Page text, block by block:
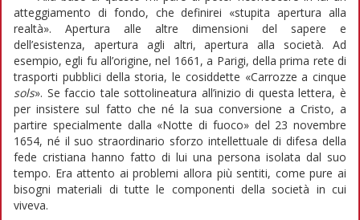
atteggiamento di fondo, che definirei «stupita apertura alla
realtà». Apertura alle altre dimensioni del sapere e
dell’esistenza, apertura agli altri, apertura alla società. Ad
esempio, egli fu all’origine, nel 1661, a Parigi, della prima rete di
trasporti pubblici della storia, le cosiddette «Carrozze a cinque
sols». Se faccio tale sottolineatura all’inizio di questa lettera, è
per insistere sul fatto che né la sua conversione a Cristo, a
partire specialmente dalla «Notte di fuoco» del 23 novembre
1654, né il suo straordinario sforzo intellettuale di difesa della
fede cristiana hanno fatto di lui una persona isolata dal suo
tempo. Era attento ai problemi allora più sentiti, come pure ai
bisogni materiali di tutte le componenti della società in cui
viveva.